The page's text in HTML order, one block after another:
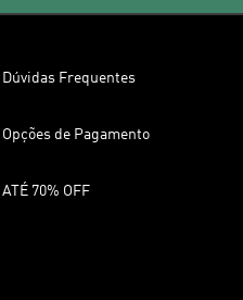
Dúvidas Frequentes
Opções de Pagamento
ATÉ 70% OFF